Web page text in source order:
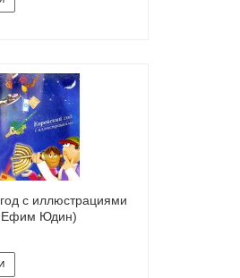
с иллюстрациями
Ефим Юдин)